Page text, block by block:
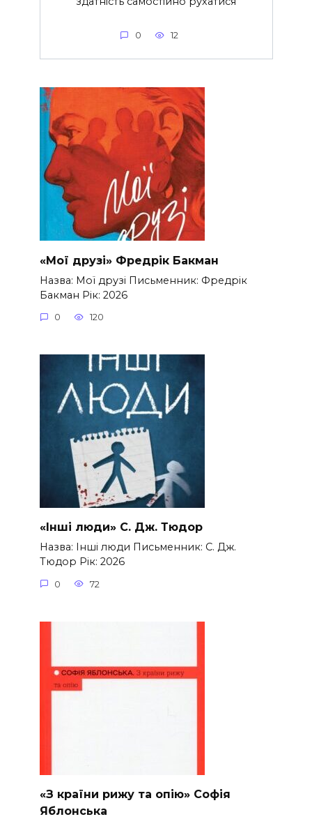
0 12
«Мої друзі» Фредрік Бакман
Назва: Мої друзі Письменник: Фредрік
Бакман Рік: 2026
0 120
«Інші люди» С. Дж. Тюдор
Назва: Інші люди Письменник: С. Дж.
Тюдор Рік: 2026
0 72
«З країни рижу та опію» Софія
Яблонська